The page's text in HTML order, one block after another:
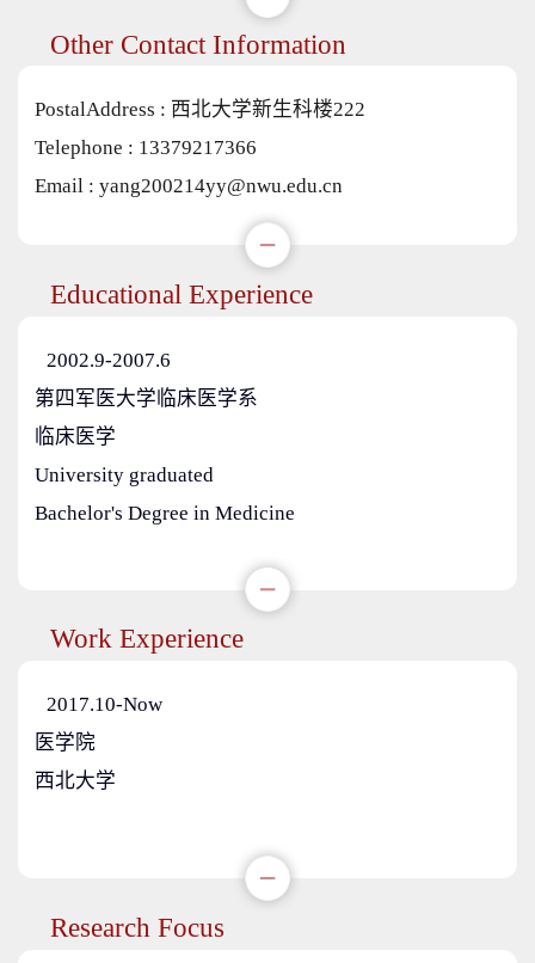
Other Contact Information
PostalAddress : 西北大学新生科楼222
Telephone : 13379217366
Email : yang200214yy@nwu.edu.cn
Educational Experience
2002.9-2007.6
第四军医大学临床医学系
临床医学
University graduated
Bachelor's Degree in Medicine
Work Experience
2017.10-Now
医学院
西北大学
Research Focus